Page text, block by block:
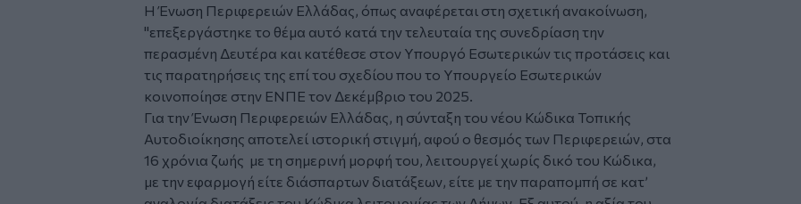
Η Ένωση Περιφερειών Ελλάδας, όπως αναφέρεται στη σχετική ανακοίνωση,
"επεξεργάστηκε το θέμα αυτό κατά την τελευταία της συνεδρίαση την
περασμένη Δευτέρα και κατέθεσε στον Υπουργό Εσωτερικών τις προτάσεις και
τις παρατηρήσεις της επί του σχεδίου που το Υπουργείο Εσωτερικών
κοινοποίησε στην ΕΝΠΕ τον Δεκέμβριο του 2025.
Για την Ένωση Περιφερειών Ελλάδας, η σύνταξη του νέου Κώδικα Τοπικής
Αυτοδιοίκησης αποτελεί ιστορική στιγμή, αφού ο θεσμός των Περιφερειών, στα
16 χρόνια ζωής με τη σημερινή μορφή του, λειτουργεί χωρίς δικό του Κώδικα,
με την εφαρμογή είτε διάσπαρτων διατάξεων, είτε με την παραπομπή σε κατ’